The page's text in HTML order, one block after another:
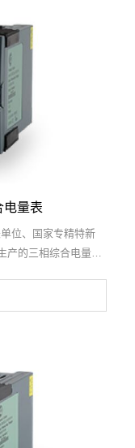
集成等5项智能制造
量仪表等2项相关软
产、机电设备、能源
。
电量表
位、国家专精特新
产的三相综合电量
基于一种交流信号变
盘装式三相电量表等
场设备集成等5项智
三相综合电量仪表
冶金、化工、炼
。